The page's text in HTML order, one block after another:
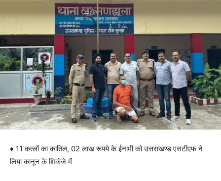
♦️ 11 कत्लों का कातिल, 02 लाख रूपये के ईनामी को उत्तराखण्ड एसटीएफ ने
लिया कानून के शिकंजे में